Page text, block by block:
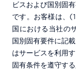
ビスおよび国別固有
です。お客様は、
国における当社の
国別固有要件に記
はサービスを利用
固有条件を遵守す